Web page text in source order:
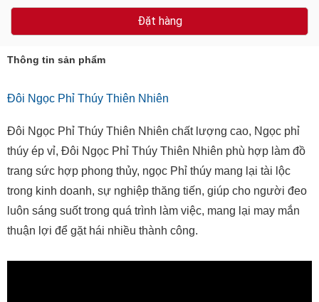
Đặt hàng
Thông tin sản phẩm
Đôi Ngọc Phỉ Thúy Thiên Nhiên
Đôi Ngọc Phỉ Thúy Thiên Nhiên chất lượng cao, Ngọc phỉ
thúy ép vỉ, Đôi Ngọc Phỉ Thúy Thiên Nhiên phù hợp làm đồ
trang sức hợp phong thủy, ngọc Phỉ thúy mang lại tài lộc
trong kinh doanh, sự nghiệp thăng tiến, giúp cho người đeo
luôn sáng suốt trong quá trình làm việc, mang lại may mắn
thuận lợi để gặt hái nhiều thành công.